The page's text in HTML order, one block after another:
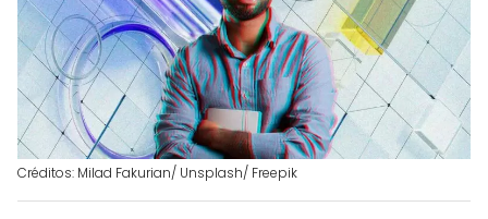
Créditos: Milad Fakurian/ Unsplash/ Freepik